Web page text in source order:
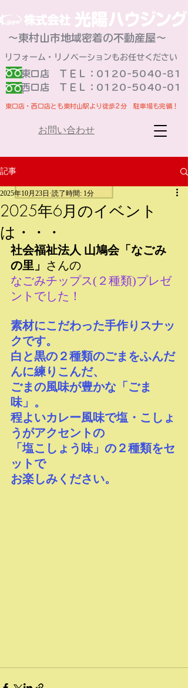
お問い合わせ
～東村山市地域密着の不動産屋～
東口店 ＴＥＬ：0120-5040-81
​西口店 ＴＥＬ：0120-5040-01
リフォーム・リノベーションもお任せください
東口店・西口店とも東村山駅より徒歩2分 駐車場も完備！
記事
2025年6月のイベント
は・・・
2025年10月23日 読了時間: 1分
社会福祉法人 山鳩会「なごみ
の里」 さんの
なごみチップス(２種類)プレゼ
ントでした！
素材にこだわった手作りスナッ
クです。
白と黒の２種類のごまをふんだ
んに練りこんだ、
ごまの風味が豊かな「ごま
味」。
程よいカレー風味で塩・こしょ
うがアクセントの
「塩こしょう味」の２種類をセ
ットで
お楽しみください。